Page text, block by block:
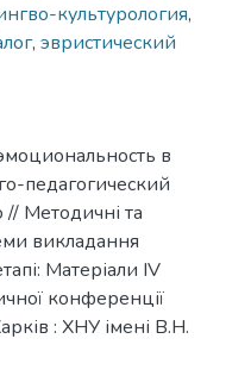
культурология,
, эвристический
в
педагогический
Методичні та
викладання
Матеріали IV
конференції
: ХНУ імені В.Н.